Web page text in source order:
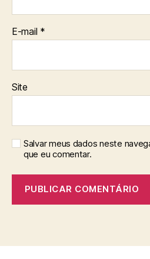
E-mail *
Site
Salvar meus dados neste
que eu comentar.